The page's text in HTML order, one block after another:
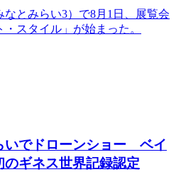
とみらい3）で8月1日、展覧会
・スタイル」が始まった。
いでドローンショー ベイ
のギネス世界記録認定